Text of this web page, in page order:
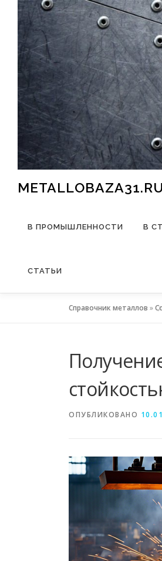
Перейти к содержимому
В ПРОМЫШЛЕННОСТИ В
СТАТЬИ
Справочник металлов »
ОПУБЛИКОВАНО